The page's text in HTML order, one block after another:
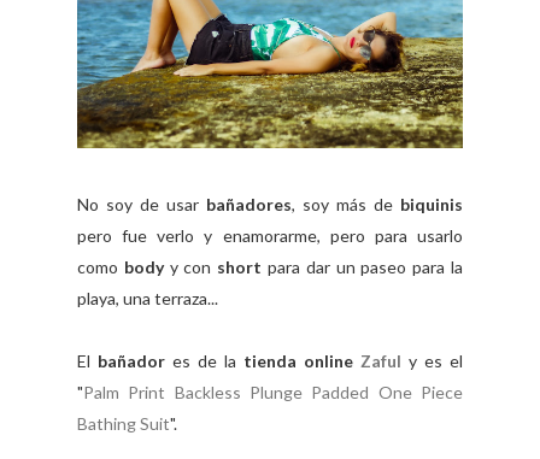
No soy de usar bañadores, soy más de biquinis
pero fue verlo y enamorarme, pero para usarlo
como bodyy con short para dar un paseo para la
playa, una terraza...
El bañador es de la tienda online Zaful y es el
"Palm Print Backless Plunge Padded One Piece
Bathing Suit".